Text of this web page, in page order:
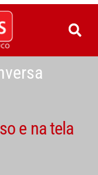
e na tela